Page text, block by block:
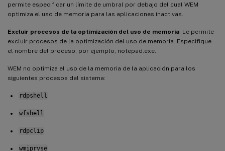
permite especificar un límite de umbral por debajo del cual WEM
optimiza el uso de memoria para las aplicaciones inactivas.
Excluir procesos de la optimización del uso de memoria . Le permite
excluir procesos de la optimización del uso de memoria. Especifique
el nombre del proceso, por ejemplo, notepad.exe.
WEM no optimiza el uso de la memoria de la aplicación para los
siguientes procesos del sistema:
rdpshell
wfshell
rdpclip
wmiprvse